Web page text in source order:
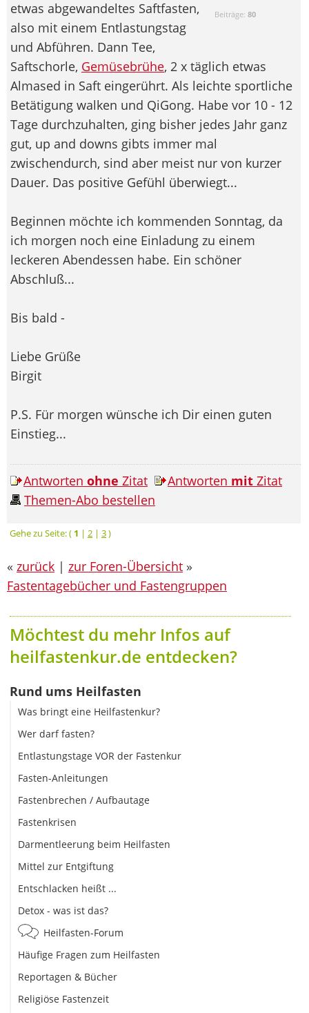
Beiträge:80
etwas abgewandeltes Saftfasten,
also mit einem Entlastungstag
und Abführen. Dann Tee,
Saftschorle, Gemüsebrühe, 2 x täglich etwas
Almased in Saft eingerührt. Als leichte sportliche
Betätigung walken und QiGong. Habe vor 10 - 12
Tage durchzuhalten, ging bisher jedes Jahr ganz
gut, up and downs gibts immer mal
zwischendurch, sind aber meist nur von kurzer
Dauer. Das positive Gefühl überwiegt...
Beginnen möchte ich kommenden Sonntag, da
ich morgen noch eine Einladung zu einem
leckeren Abendessen habe. Ein schöner
Abschluß...
Bis bald -
Liebe Grüße
Birgit
P.S. Für morgen wünsche ich Dir einen guten
Einstieg...
Antworten ohne Zitat Antworten mit Zitat
Themen-Abo bestellen
Gehe zu Seite: ( 1 | 2 | 3)
« zurück | zur Foren-Übersicht »
Fastentagebücher und Fastengruppen
Möchtest du mehr Infos auf
heilfastenkur.de entdecken?
Rund ums Heilfasten
Was bringt eine Heilfastenkur?
Wer darf fasten?
Entlastungstage VOR der Fastenkur
Fasten-Anleitungen
Fastenbrechen / Aufbautage
Fastenkrisen
Darmentleerung beim Heilfasten
Mittel zur Entgiftung
Entschlacken heißt ...
Detox - was ist das?
Heilfasten-Forum
Häufige Fragen zum Heilfasten
Reportagen & Bücher
Religiöse Fastenzeit